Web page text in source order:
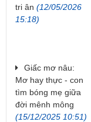
tri ân (12/05/2026
15:18)
Giấc mơ nâu:
Mơ hay thực - con
tìm bóng mẹ giữa
đời mênh mông
(15/12/2025 10:51)